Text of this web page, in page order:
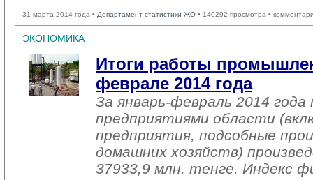
31 марта 2014 года • Департамент статистики ЖО • 140292 просмотра •
ЭКОНОМИКА
Итоги работы
феврале 2014 года
За январь-февраль 2014
предприятиями области
предприятия, подсобные
домашних хозяйств)
37933,9 млн. тенге. Индекс